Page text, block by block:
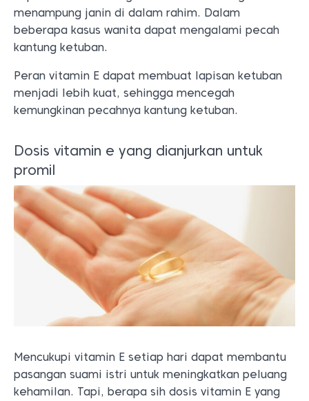
menampung janin di dalam rahim. Dalam
beberapa kasus wanita dapat mengalami pecah
kantung ketuban.
Peran vitamin E dapat membuat lapisan ketuban
menjadi lebih kuat, sehingga mencegah
kemungkinan pecahnya kantung ketuban.
Dosis vitamin e yang dianjurkan untuk
promil
Mencukupi vitamin E setiap hari dapat membantu
pasangan suami istri untuk meningkatkan peluang
kehamilan. Tapi, berapa sih dosis vitamin E yang